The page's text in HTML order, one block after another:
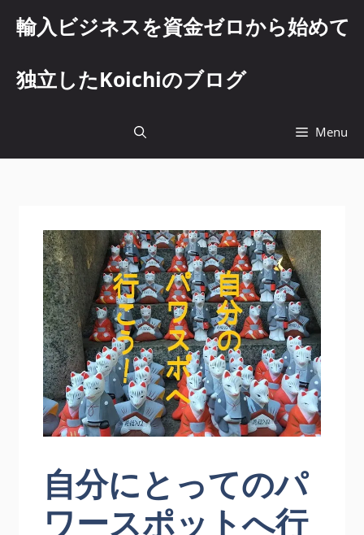
輸入ビジネスを資金ゼロから始めて
独立したKoichiのブログ
Menu
自分にとってのパ
ワースポットへ行